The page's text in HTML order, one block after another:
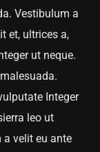
Vestibulum a
et, ultrices a,
ut neque.
Integer
leo ut
velit eu ante